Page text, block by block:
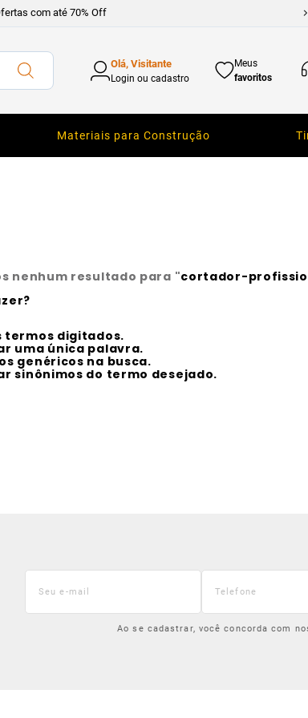
com até 70% Off
Olá, Visitante
Login ou cadastro
Meus
favoritos
Materiais para Construção
nenhum resultado para "cortador-
termos digitados.
uma única palavra.
genéricos na busca.
sinônimos do termo desejado.
Ao se cadastrar, você concorda com